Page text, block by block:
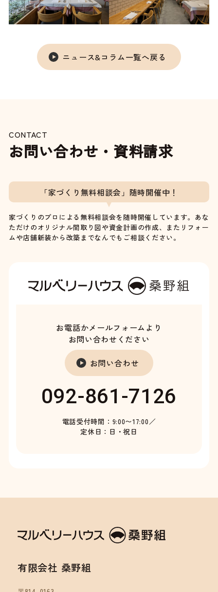
ニュース&コラム一覧へ戻る
CONTACT
お問い合わせ・資料請求
「家づくり無料相談会」随時開催中！
家づくりのプロによる無料相談会を随時開催しています。あな
ただけのオリジナル間取り図や資金計画の作成、またリフォー
ムや店舗新装から改築までなんでもご相談ください。
お電話かメールフォームより
お問い合わせください
お問い合わせ
092-861-7126
電話受付時間：9:00〜17:00／
定休日：日・祝日
有限会社 桑野組